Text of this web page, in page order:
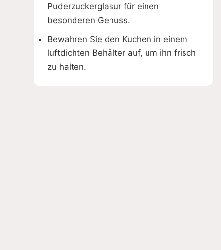
Puderzuckerglasur für einen
besonderen Genuss.
Bewahren Sie den Kuchen in einem
luftdichten Behälter auf, um ihn frisch
zu halten.